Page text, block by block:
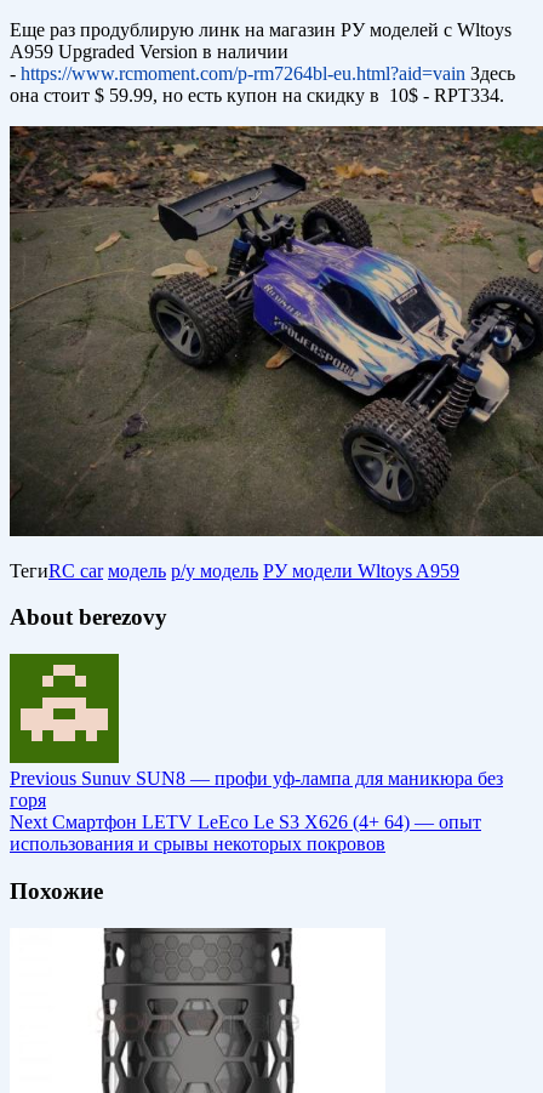
Еще раз продублирую линк на магазин РУ моделей с Wltoys
A959 Upgraded Version в наличии
- https://www.rcmoment.com/p-rm7264bl-eu.html?aid=vain Здесь
она стоит $ 59.99, но есть купон на скидку в 10$ - RPT334.
ТегиRC car модель р/у модель РУ модели Wltoys A959
About berezovy
Previous Sunuv SUN8 — профи уф-лампа для маникюра без
горя
Next Смартфон LETV LeEco Le S3 X626 (4+ 64) — опыт
использования и срывы некоторых покровов
Похожие